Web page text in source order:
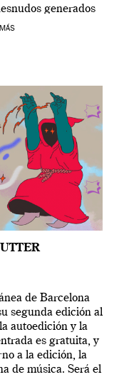
generados
de Barcelona
segunda edición al
autoedición y la
es gratuita, y
a la edición, la
de música. Será el